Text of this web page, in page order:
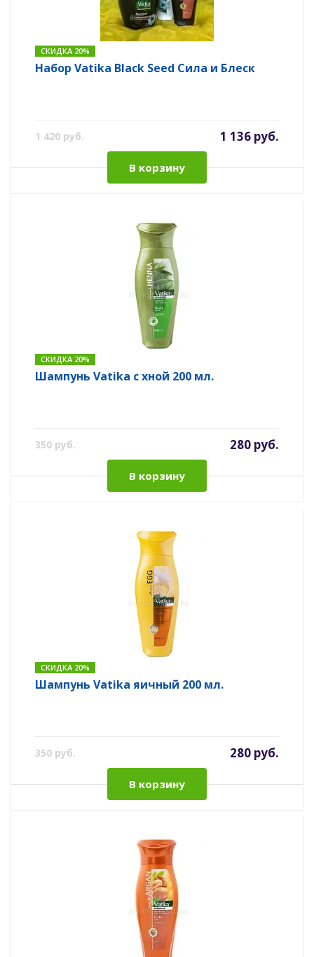
СКИДКА 20%
Набор Vatika Black Seed Сила и Блеск
1 420 руб. 1 136 руб.
В корзину
СКИДКА 20%
Шампунь Vatika с хной 200 мл.
350 руб. 280 руб.
В корзину
СКИДКА 20%
Шампунь Vatika яичный 200 мл.
350 руб. 280 руб.
В корзину